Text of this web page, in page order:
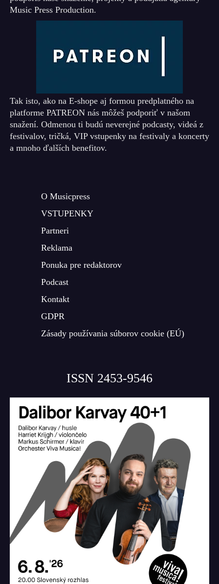
Music Press Production.
Tak isto, ako na E-shope aj formou predplatného na
platforme PATREON nás môžeš podporiť v našom
snažení. Odmenou ti budú neverejné podcasty, videá z
festivalov, tričká, VIP vstupenky na festivaly a koncerty
a mnoho ďalších benefitov.
O Musicpress
VSTUPENKY
Partneri
Reklama
Ponuka pre redaktorov
Podcast
Kontakt
GDPR
Zásady používania súborov cookie (EÚ)
ISSN 2453-9546